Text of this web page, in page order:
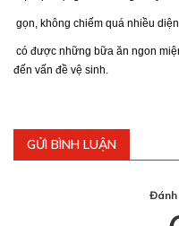
gọn, không chiếm quá nhiều
có được những bữa ăn ngon
đến vấn đề vệ sinh.
GỬI BÌNH LUẬN
Đánh